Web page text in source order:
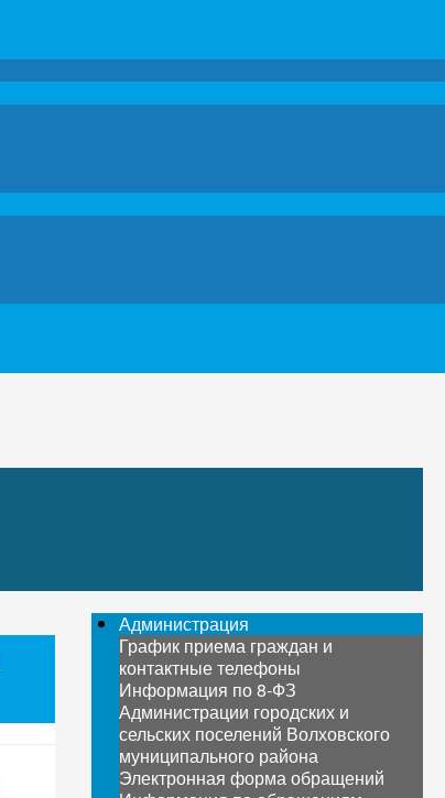
Администрация
График приема граждан и
контактные телефоны
Информация по 8-ФЗ
Администрации городских и
сельских поселений Волховского
муниципального района
Электронная форма обращений